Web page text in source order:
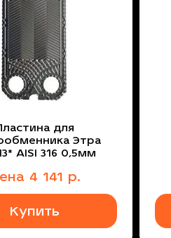
для
Этра
AISI 316 0,5мм
4 141 р.
Купить